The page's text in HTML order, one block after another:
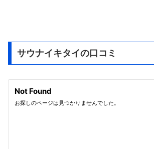
サウナイキタイの口コミ